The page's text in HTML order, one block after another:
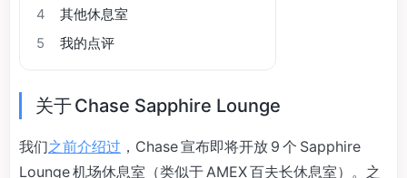
4
其他休息室
5
我的点评
关于 Chase Sapphire Lounge
我们之前介绍过 ，Chase 宣布即将开放 9 个 Sapphire
Lounge 机场休息室（类似于 AMEX 百夫长休息室）。之